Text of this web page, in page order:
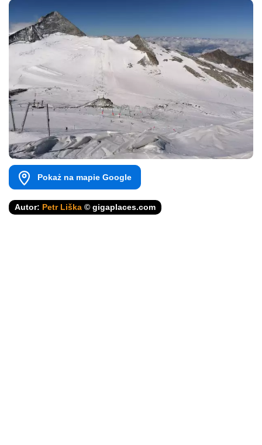
Pokaż na mapie Google
Autor: Petr Liška © gigaplaces.com